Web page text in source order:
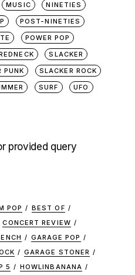
MUSIC
NINETIES
POST-NINETIES
POWER POP
SLACKER
PUNK
SLACKER ROCK
SURF UFO
provided query
POP
BEST OF
CONCERT REVIEW
GARAGE POP
GARAGE STONER
5 HOWLINBANANA